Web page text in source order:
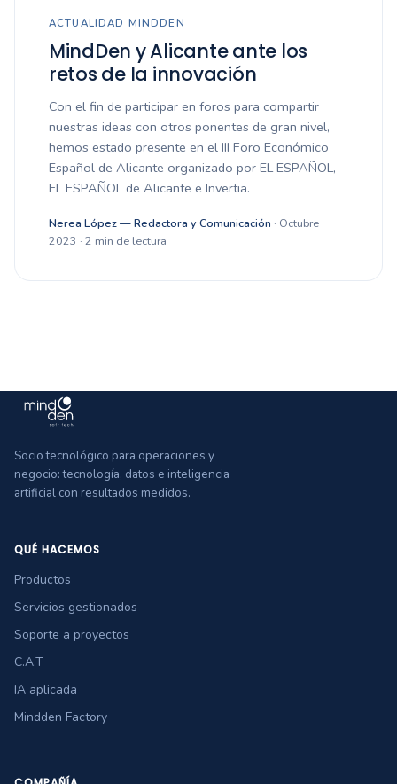
ACTUALIDAD MINDDEN
MindDen y Alicante ante los
retos de la innovación
Con el fin de participar en foros para compartir
nuestras ideas con otros ponentes de gran nivel,
hemos estado presente en el III Foro Económico
Español de Alicante organizado por EL ESPAÑOL,
EL ESPAÑOL de Alicante e Invertia.
Nerea López — Redactora y Comunicación · Octubre
2023 · 2 min de lectura
Socio tecnológico para operaciones y
negocio: tecnología, datos e inteligencia
artificial con resultados medidos.
QUÉ HACEMOS
Productos
Servicios gestionados
Soporte a proyectos
C.A.T
IA aplicada
Mindden Factory